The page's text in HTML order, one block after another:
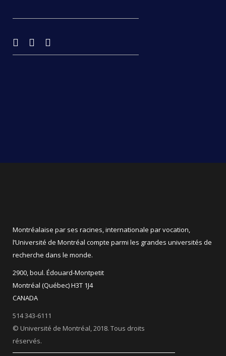
Montréalaise par ses racines, internationale par vocation,
l’Université de Montréal compte parmi les grandes universités de
recherche dans le monde.
2900, boul. Édouard-Montpetit
Montréal (Québec) H3T 1J4
CANADA
514 343-6111
© Université de Montréal, 2018. Tous droits
réservés.